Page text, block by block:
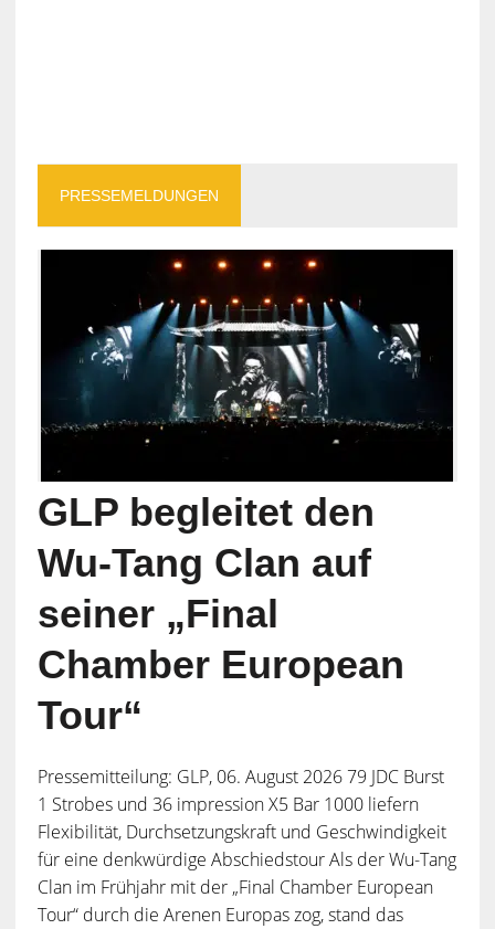
PRESSEMELDUNGEN
GLP begleitet den
Wu-Tang Clan auf
seiner „Final
Chamber European
Tour“
Pressemitteilung: GLP, 06. August 2026 79 JDC Burst
1 Strobes und 36 impression X5 Bar 1000 liefern
Flexibilität, Durchsetzungskraft und Geschwindigkeit
für eine denkwürdige Abschiedstour Als der Wu-Tang
Clan im Frühjahr mit der „Final Chamber European
Tour“ durch die Arenen Europas zog, stand das